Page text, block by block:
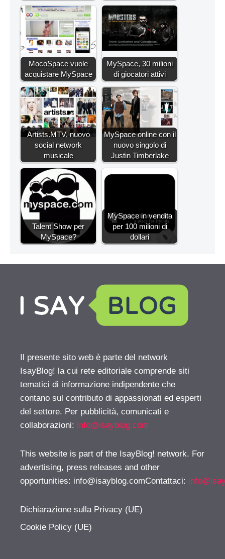
MocoSpace vuole
acquistare MySpace
MySpace, 30 milioni
di giocatori attivi
Artists.MTV, nuovo
social network
musicale
MySpace online con il
nuovo singolo di
Justin Timberlake
Talent Show per
MySpace?
MySpace in vendita
per 100 milioni di
dollari
Il presente sito web è parte del network
IsayBlog! la cui rete editoriale comprende siti
tematici di informazione indipendente che
contano sul contributo di appassionati ed esperti
del settore. Per pubblicità, comunicati e
collaborazioni: info@isayblog.com
This website is part of the IsayBlog! network. For
advertising, press releases and other
opportunities: info@isayblog.comContattaci:
Dichiarazione sulla Privacy (UE)
Cookie Policy (UE)